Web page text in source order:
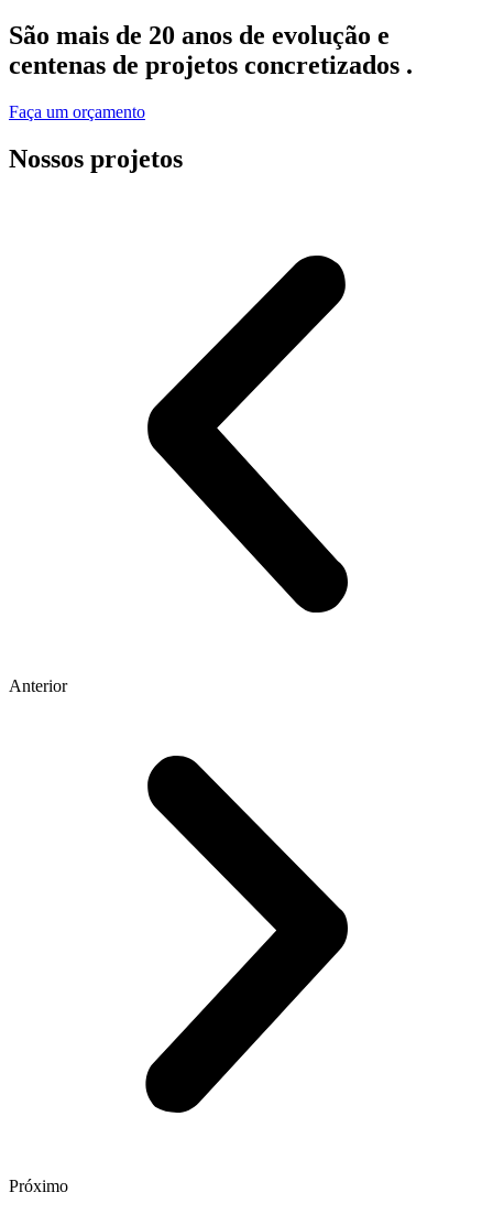
São mais de 20 anos de evolução e
centenas de projetos concretizados .
Faça um orçamento
Nossos projetos
Anterior
Próximo